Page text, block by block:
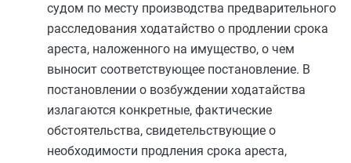
судом по месту производства предварительного
расследования ходатайство о продлении срока
ареста, наложенного на имущество, о чем
выносит соответствующее постановление. В
постановлении о возбуждении ходатайства
излагаются конкретные, фактические
обстоятельства, свидетельствующие о
необходимости продления срока ареста,